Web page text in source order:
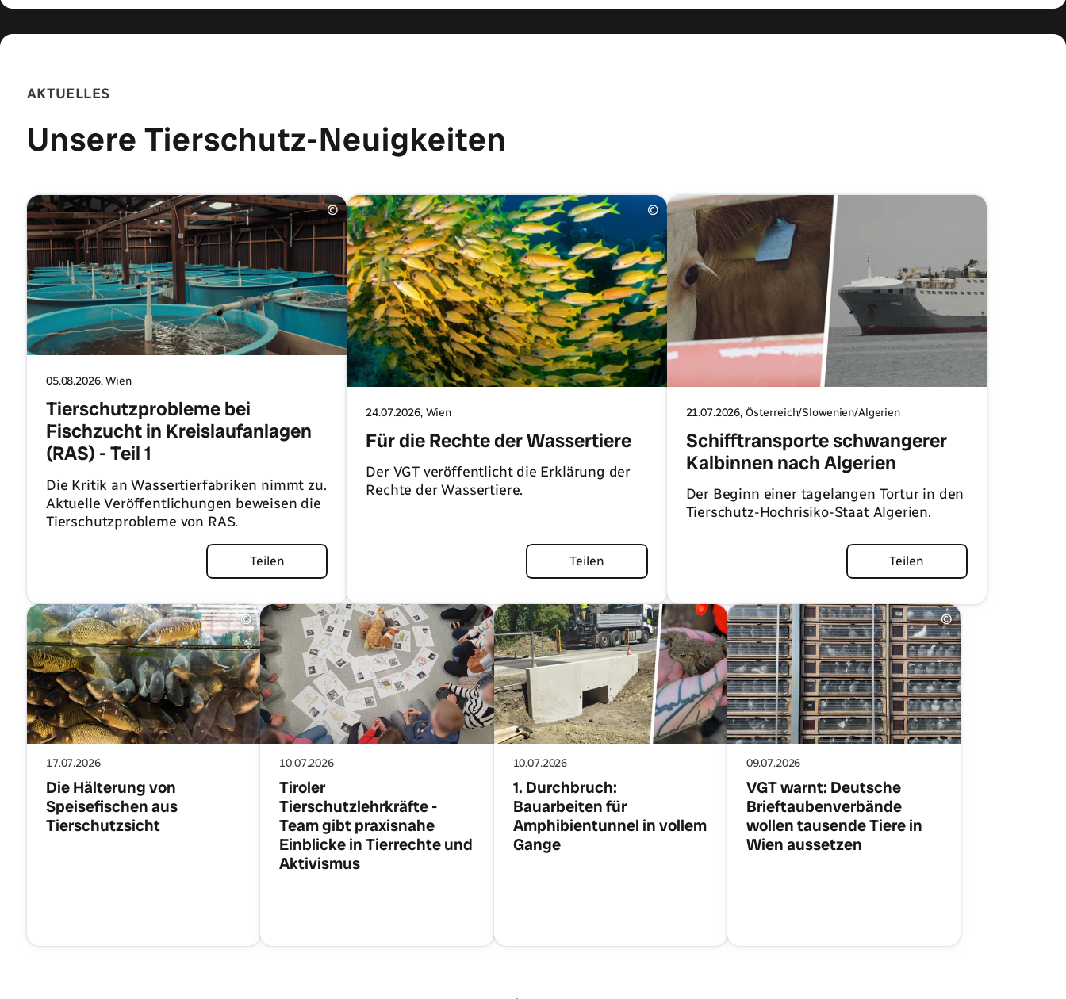
AKTUELLES
Unsere Tierschutz-Neuigkeiten
©
05.08.2026, Wien
Tierschutzprobleme bei
Fischzucht in Kreislaufanlagen
(RAS) - Teil 1
Die Kritik an Wassertierfabriken nimmt zu.
Aktuelle Veröffentlichungen beweisen die
Tierschutzprobleme von RAS.
Teilen
©
24.07.2026, Wien
Für die Rechte der Wassertiere
Der VGT veröffentlicht die Erklärung der
Rechte der Wassertiere.
Teilen
21.07.2026, Österreich/Slowenien/Algerien
Schifftransporte schwangerer
Kalbinnen nach Algerien
Der Beginn einer tagelangen Tortur in den
Tierschutz-Hochrisiko-Staat Algerien.
Teilen
©
17.07.2026
Die Hälterung von
Speisefischen aus
Tierschutzsicht
10.07.2026
Tiroler
Tierschutzlehrkräfte -
Team gibt praxisnahe
Einblicke in Tierrechte und
Aktivismus
10.07.2026
1. Durchbruch:
Bauarbeiten für
Amphibientunnel in vollem
Gange
©
09.07.2026
VGT warnt: Deutsche
Brieftaubenverbände
wollen tausende Tiere in
Wien aussetzen